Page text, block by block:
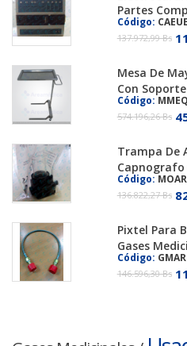
Partes
Código:
137.972,99 Bs
Mesa De
Con
Código:
574.196,26 Bs
Trampa De
Capnografo
Código:
136.822,27 Bs
Pixtel Para
Gases
Código:
146.596,30 Bs